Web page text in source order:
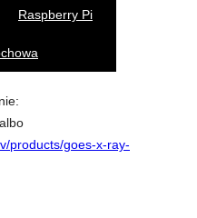
Raspberry Pi
albo
products/goes-x-ray-